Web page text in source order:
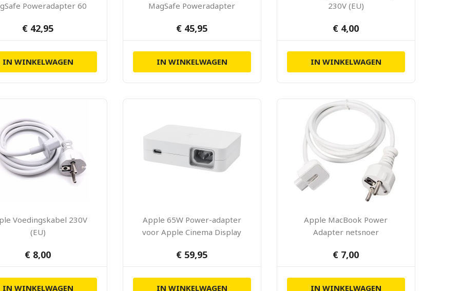
Poweradapter 60
€ 42,95
IN WINKELWAGEN
MagSafe Poweradapter
€ 45,95
IN WINKELWAGEN
230V (EU)
€ 4,00
IN WINKELWAGEN
Voedingskabel 230V
(EU)
€ 8,00
IN WINKELWAGEN
Apple 65W Power-adapter
voor Apple Cinema Display
€ 59,95
IN WINKELWAGEN
Apple MacBook Power
Adapter netsnoer
€ 7,00
IN WINKELWAGEN